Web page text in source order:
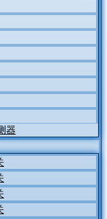
器